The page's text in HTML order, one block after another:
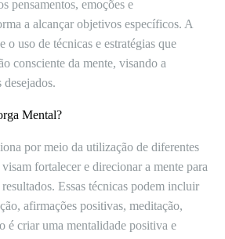
pensamentos, emoções e
a alcançar objetivos específicos. A
o uso de técnicas e estratégias que
consciente da mente, visando a
desejados.
Mental?
por meio da utilização de diferentes
fortalecer e direcionar a mente para
Essas técnicas podem incluir
afirmações positivas, meditação,
é criar uma mentalidade positiva e